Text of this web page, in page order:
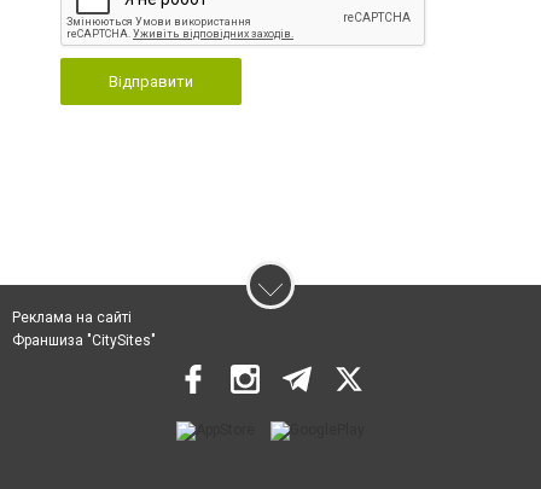
Відправити
Реклама на сайті
Франшиза "CitySites"